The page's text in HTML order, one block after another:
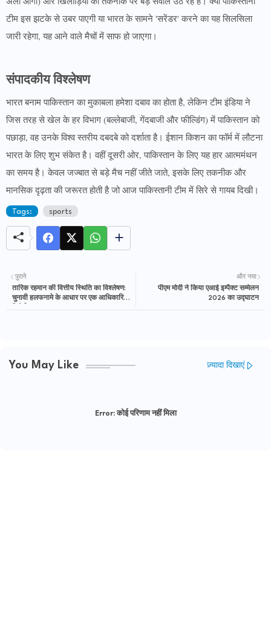
टीम इस झटके से उबर पाएगी या भारत के सामने 'सरेंडर' करने का यह सिलसिला
जारी रहेगा, यह आने वाले मैचों में साफ हो जाएगा।
संपादकीय विश्लेषण
भारत बनाम पाकिस्तान का मुकाबला हमेशा दबाव का होता है, लेकिन टीम इंडिया ने
जिस तरह से खेल के हर विभाग (बल्लेबाजी, गेंदबाजी और फील्डिंग) में पाकिस्तान को
पछाड़ा, वह उनके विश्व स्तरीय दबदबे को दर्शाता है। ईशान किशन का फॉर्म में लौटना
भारत के लिए शुभ संकेत है। वहीं दूसरी ओर, पाकिस्तान के लिए यह हार आत्ममंथन
का समय है। केवल जज्बात से बड़े मैच नहीं जीते जाते, इसके लिए तकनीक और
मानसिक दृढ़ता की जरूरत होती है जो आज पाकिस्तानी टीम में सिरे से गायब दिखी।
Tags: sports
और नया
पीएम मोदी ने किया एआई इम्पैक्ट सम्मेलन
2026 का उद्घाटन
पुराने
तारिक रहमान की वित्तीय स्थिति का विश्लेषण:
चुनावी हलफनामे के आधार पर एक आधिकारिक
You May Like ज़्यादा दिखाएं
Error:कोई परिणाम नहीं मिला